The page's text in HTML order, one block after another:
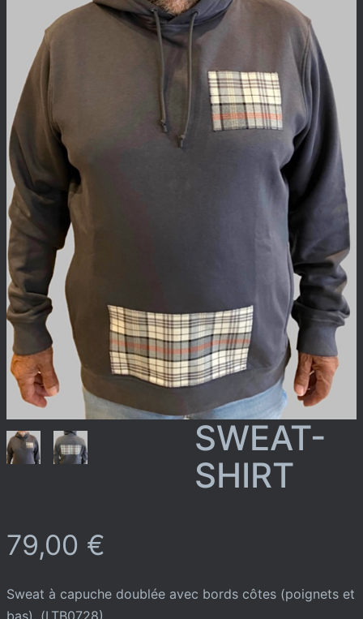
SWEAT-
SHIRT
79,00 €
Sweat à capuche doublée avec bords côtes (poignets et
bas). (LTB0728)